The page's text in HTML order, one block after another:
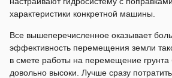
характеристики конкретной машины.
Все вышеперечисленное оказывает
эффективность перемещения земли
в смете работы на перемещение грунта
довольно высоки. Лучше сразу